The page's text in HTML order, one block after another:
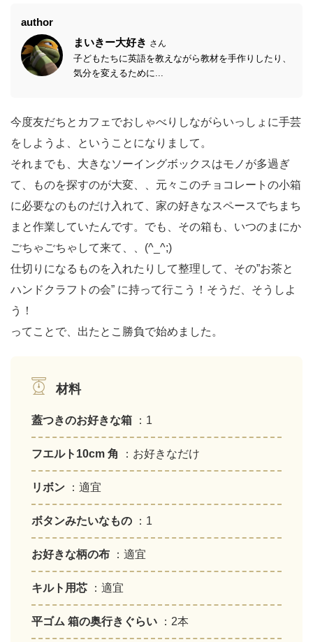
author
まいきー大好き さん
子どもたちに英語を教えながら教材を手作りしたり、
気分を変えるために...
今度友だちとカフェでおしゃべりしながらいっしょに手芸
をしようよ、ということになりまして。
それまでも、大きなソーイングボックスはモノが多過ぎ
て、ものを探すのが大変、、元々このチョコレートの小箱
に必要なのものだけ入れて、家の好きなスペースでちまち
まと作業していたんです。でも、その箱も、いつのまにか
ごちゃごちゃして来て、、(^_^;)
仕切りになるものを入れたりして整理して、その”お茶と
ハンドクラフトの会” に持って行こう！そうだ、そうしよ
う！
ってことで、出たとこ勝負で始めました。
材料
蓋つきのお好きな箱 ：1
フエルト10cm 角 ：お好きなだけ
リボン ：適宜
ボタンみたいなもの ：1
お好きな柄の布 ：適宜
キルト用芯 ：適宜
平ゴム 箱の奥行きぐらい ：2本